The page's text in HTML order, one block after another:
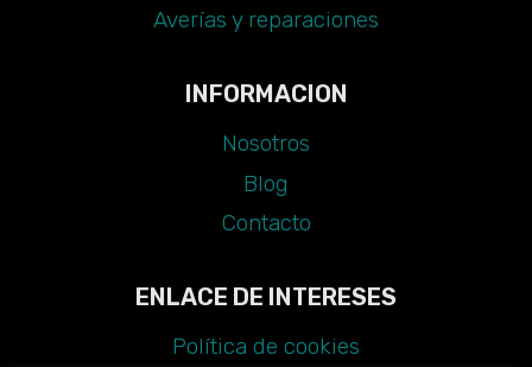
Averías y reparaciones
INFORMACION
Nosotros
Blog
Contacto
ENLACE DE INTERESES
Política de cookies